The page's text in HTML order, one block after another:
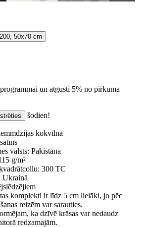
50x70 cm
un atgūsti 5% no pirkuma
šodien!
kokvilna
valsts: Pakistāna
g/m²
300 TC
Ukrainā
komplekti ir līdz 5 cm lielāki, jo pēc
reizēm var sarauties.
ka dzīvē krāsas var nedaudz
redzamajām.